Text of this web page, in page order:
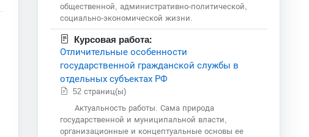
общественной, административно-политической,
социально-экономической жизни.
Курсовая работа:
Отличительные особенности
государственной гражданской службы в
отдельных субъектах РФ
52 страниц(ы)
Актуальность работы. Сама природа
государственной и муниципальной власти,
организационные и концептуальные основы ее